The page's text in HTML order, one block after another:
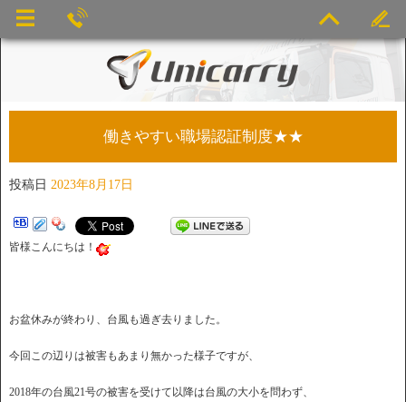
働きやすい職場認証制度★★
投稿日 2023年8月17日
皆様こんにちは！
お盆休みが終わり、台風も過ぎ去りました。
今回この辺りは被害もあまり無かった様子ですが、
2018年の台風21号の被害を受けて以降は台風の大小を問わず、